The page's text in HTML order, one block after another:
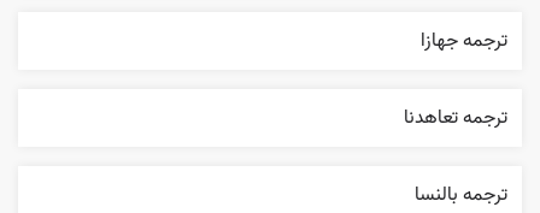
ترجمه جهازا
ترجمه تعاهدنا
ترجمه بالنسا